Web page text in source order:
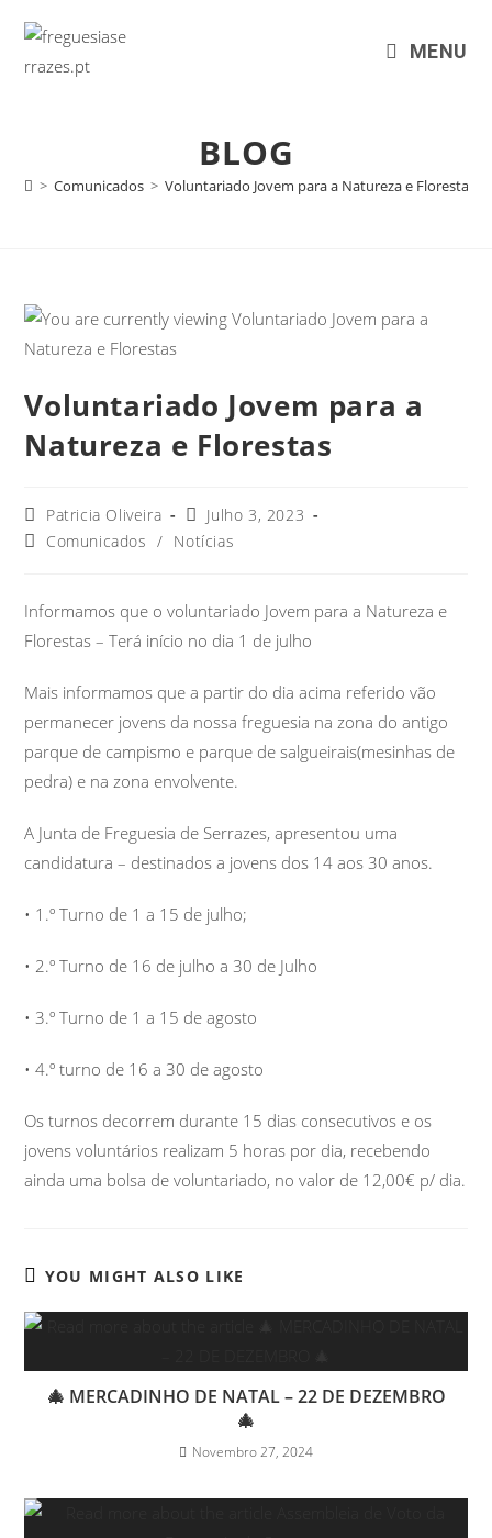
MENU
BLOG
> Comunicados > Voluntariado Jovem para a Natureza e Florestas
Voluntariado Jovem para a
Natureza e Florestas
Patricia Oliveira
Julho 3, 2023
Comunicados / Notícias
Informamos que o voluntariado Jovem para a Natureza e
Florestas – Terá início no dia 1 de julho
Mais informamos que a partir do dia acima referido vão
permanecer jovens da nossa freguesia na zona do antigo
parque de campismo e parque de salgueirais(mesinhas de
pedra) e na zona envolvente.
A Junta de Freguesia de Serrazes, apresentou uma
candidatura – destinados a jovens dos 14 aos 30 anos.
• 1.º Turno de 1 a 15 de julho;
• 2.º Turno de 16 de julho a 30 de Julho
• 3.º Turno de 1 a 15 de agosto
• 4.º turno de 16 a 30 de agosto
Os turnos decorrem durante 15 dias consecutivos e os
jovens voluntários realizam 5 horas por dia, recebendo
ainda uma bolsa de voluntariado, no valor de 12,00€ p/ dia.
YOU MIGHT ALSO LIKE
🎄 MERCADINHO DE NATAL – 22 DE DEZEMBRO
🎄
Novembro 27, 2024